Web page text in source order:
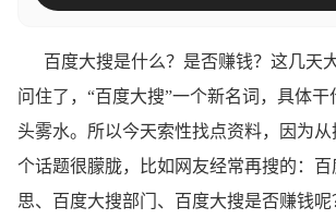
百度大搜是什么？是否赚钱？ 这几天
问住了，“百度大搜”一个新名词，具体
头雾水。所以今天索性找点资料，因为
个话题很朦胧，比如网友经常再搜的：
思、百度大搜部门、百度大搜是否赚钱